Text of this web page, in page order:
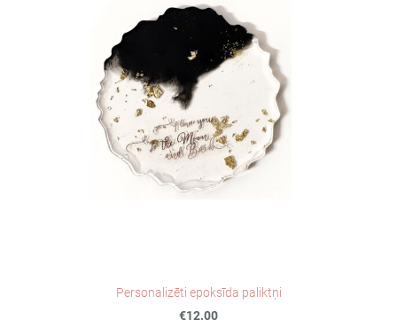
Personalizēti epoksīda paliktņi
€12.00